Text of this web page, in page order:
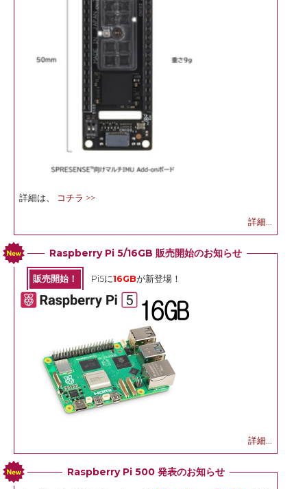
詳細は、 コチラ >>
詳細...
Raspberry Pi 5/16GB 販売開始のお知らせ
販売開始！ Pi5に16GBが新登場！
詳細...
Raspberry Pi 500 発表のお知らせ